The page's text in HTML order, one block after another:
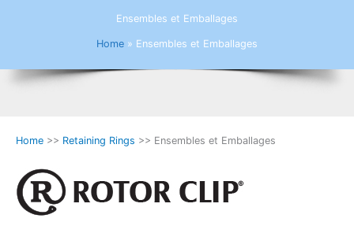
Ensembles et Emballages
Home » Ensembles et Emballages
Home >> Retaining Rings >> Ensembles et Emballages